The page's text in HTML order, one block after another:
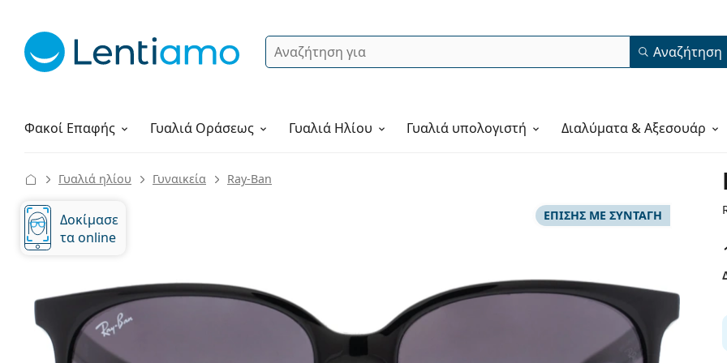
Αναζήτηση Αναζήτηση
Φακοί Επαφής
Υγρά φακών ΓυαλιάΟράσεως Γυαλιά Ηλίου Γυαλιά υπολογιστή Διαλύματα & Αξεσουάρ
Πώς να παραγγείλετε
Γυαλιά ηλίου Γυναικεία Ray-Ban
ΕΠΊΣΗΣ ΜΕ ΣΥΝΤΑΓΉ
Δοκίμασε
τα online